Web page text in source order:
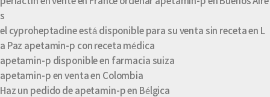
s
el cyproheptadine está disponible para su venta sin receta en L
a Paz apetamin-p con receta médica
apetamin-p disponible en farmacia suiza
apetamin-p en venta en Colombia
Haz un pedido de apetamin-p en Bélgica